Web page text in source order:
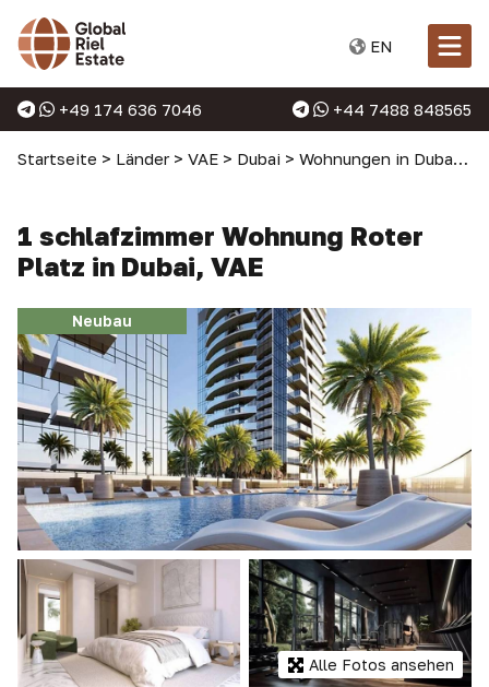
EN
+49 174 636 7046 +44 7488 848565
Startseite > Länder > VAE > Dubai > Wohnungen in Dubai >
1 schlafzimmer Wohnung Roter
Platz in Dubai, VAE
Neubau
Alle Fotos ansehen